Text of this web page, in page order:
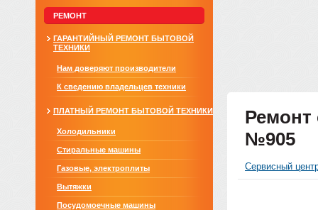
РЕМОНТ
ГАРАНТИЙНЫЙ РЕМОНТ БЫТОВОЙ
ТЕХНИКИ
Нам доверяют производители
К сведению владельцев техники
ПЛАТНЫЙ РЕМОНТ БЫТОВОЙ ТЕХНИКИ
Холодильники
Стиральные машины
Газовые, электроплиты
Вытяжки
Посудомоечные машины
№905
Сервисный